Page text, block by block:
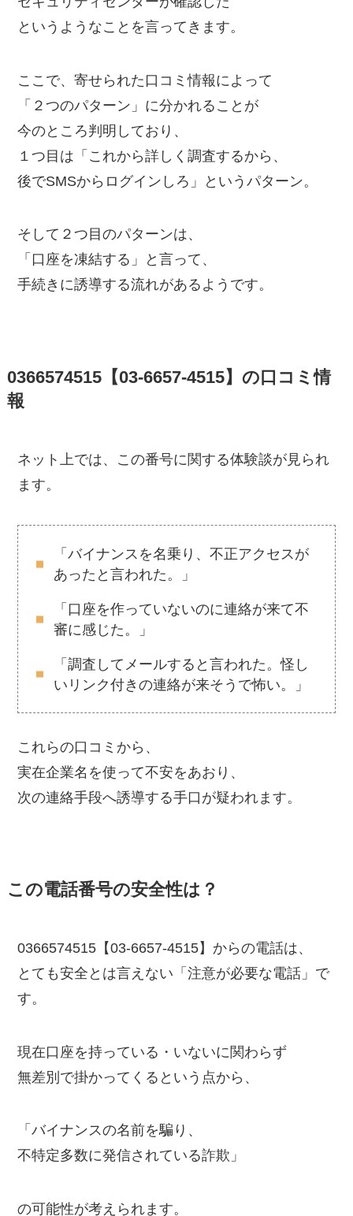
というようなことを言ってきます。
ここで、寄せられた口コミ情報によって
「２つのパターン」に分かれることが
今のところ判明しており、
１つ目は「これから詳しく調査するから、
後でSMSからログインしろ」というパターン。
そして２つ目のパターンは、
「口座を凍結する」と言って、
手続きに誘導する流れがあるようです。
0366574515【03-6657-4515】の口コミ情
報
ネット上では、この番号に関する体験談が見られ
ます。
「バイナンスを名乗り、不正アクセスが
あったと言われた。」
「口座を作っていないのに連絡が来て不
審に感じた。」
「調査してメールすると言われた。怪し
いリンク付きの連絡が来そうで怖い。」
これらの口コミから、
実在企業名を使って不安をあおり、
次の連絡手段へ誘導する手口が疑われます。
この電話番号の安全性は？
0366574515【03-6657-4515】からの電話は、
とても安全とは言えない「注意が必要な電話」で
す。
現在口座を持っている・いないに関わらず
無差別で掛かってくるという点から、
「バイナンスの名前を騙り、
不特定多数に発信されている詐欺」
の可能性が考えられます。